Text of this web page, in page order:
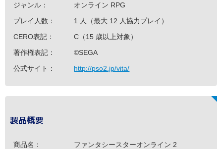
ジャンル：
オンライン RPG
プレイ人数：
1 人（最大 12 人協力プレイ）
CERO表記：
C（15 歳以上対象）
著作権表記：
©SEGA
公式サイト：
http://pso2.jp/vita/
製品概要
商品名：
ファンタシースターオンライン 2